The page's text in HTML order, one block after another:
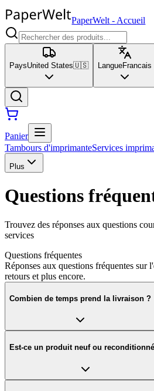
PaperWelt - Accueil
PaysUnited States🇺🇸 LangueFrancais
Panier
Tambours d'imprimanteServices
Plus
Questions
Trouvez des réponses aux questions
services
Questions fréquentes
Réponses aux questions fréquentes sur
retours et plus encore.
Combien de temps prend la livraison ?
Est-ce un produit neuf ou